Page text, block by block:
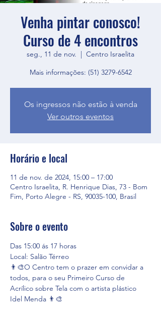
Venha pintar conosco!
Curso de 4 encontros
seg., 11 de nov.
  |
Centro Israelita
Mais informações: (51) 3279-6542
Os ingressos não estão à venda
Ver outros eventos
Horário e local
11 de nov. de 2024, 15:00 – 17:00
Centro Israelita, R. Henrique Dias, 73 - Bom
Fim, Porto Alegre - RS, 90035-100, Brasil
Sobre o evento
Das 15:00 ás 17 horas
Local: Salão Térreo
👨‍🎨O Centro tem o prazer em convidar a
todos, para o seu Primeiro Curso de
Acrílico sobre Tela com o artista plástico
Idel Menda 👨‍🎨